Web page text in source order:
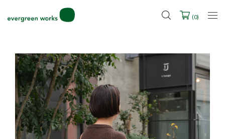
2027年ご入学用ランドセル受注会スケジュール
(0)